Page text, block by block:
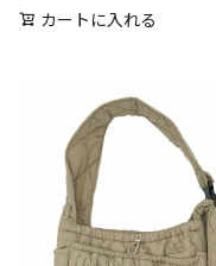
カートに入れる